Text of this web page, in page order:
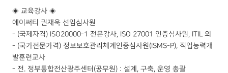
◈ 교육강사 ◈
에이써티 권재욱 선임심사원
- ​(국제자격) ISO20000-1 전문강사, ISO 27001 인증심사원, ITIL 외
- (국가전문가격) 정보보호관리체계인증심사원(ISMS-P), 직업능력개
발훈련교사
- 전. 정부통합전산광주센터(공무원) : 설계, 구축, 운영 총괄